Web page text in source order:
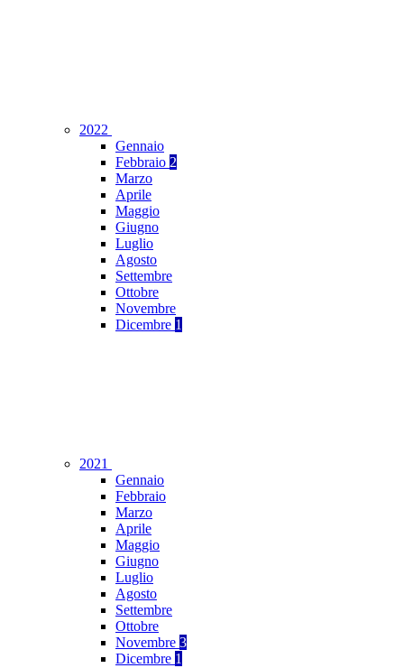
2022
Gennaio
Febbraio 2
Marzo
Aprile
Maggio
Giugno
Luglio
Agosto
Settembre
Ottobre
Novembre
Dicembre 1
2021
Gennaio
Febbraio
Marzo
Aprile
Maggio
Giugno
Luglio
Agosto
Settembre
Ottobre
Novembre 3
Dicembre 1